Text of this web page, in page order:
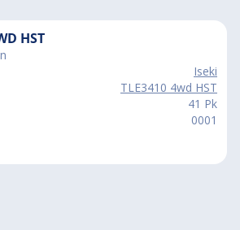
HST
Iseki
TLE3410 4wd HST
41 Pk
0001